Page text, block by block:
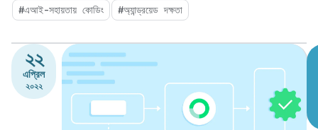
#এআই-সহায়তায় কোডিং #অ্যান্ড্রয়েড দক্ষতা
২২
এপ্রিল
২০২২